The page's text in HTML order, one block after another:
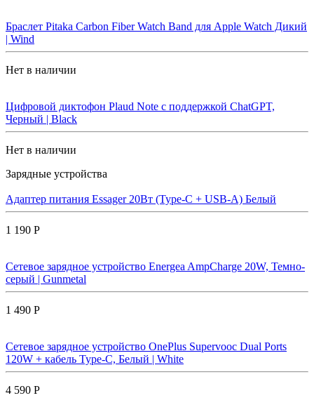
Браслет Pitaka Carbon Fiber Watch Band для Apple Watch Дикий
| Wind
Нет в наличии
Цифровой диктофон Plaud Note с поддержкой ChatGPT,
Черный | Black
Нет в наличии
Зарядные устройства
Адаптер питания Essager 20Вт (Type-C + USB-A) Белый
1 190 Р
Сетевое зарядное устройство Energea AmpCharge 20W, Темно-
серый | Gunmetal
1 490 Р
Сетевое зарядное устройство OnePlus Supervooc Dual Ports
120W + кабель Type-C, Белый | White
4 590 Р